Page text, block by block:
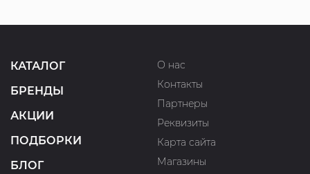
КАТАЛОГ
БРЕНДЫ
АКЦИИ
ПОДБОРКИ
БЛОГ
О нас
Контакты
Партнеры
Реквизиты
Карта сайта
Магазины